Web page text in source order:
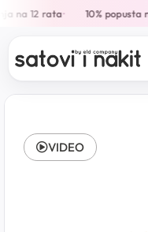
na 12 rata• 10% popusta
VIDEO